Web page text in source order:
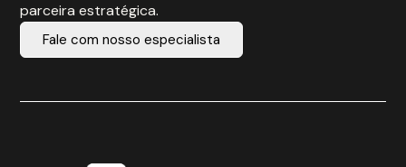
parceira estratégica.
Fale com nosso especialista